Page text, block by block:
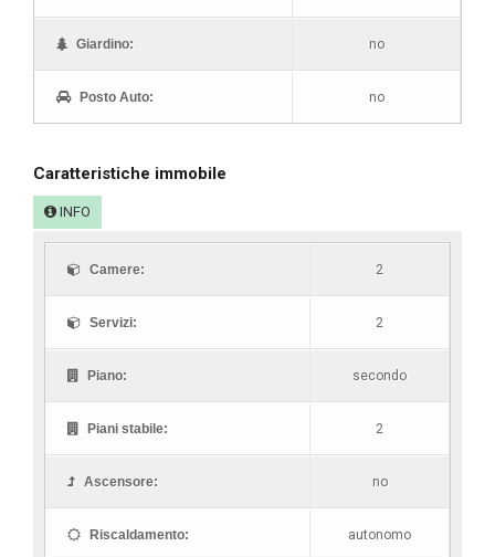
Giardino: no
Posto Auto: no
Caratteristiche immobile
INFO
Camere: 2
Servizi: 2
Piano: secondo
Piani stabile: 2
Ascensore: no
Riscaldamento: autonomo